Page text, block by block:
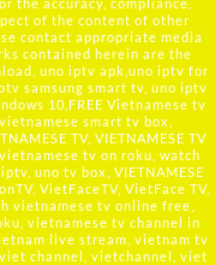
of the content of other
contact appropriate media
contained herein are the
uno iptv apk,uno iptv for
samsung smart tv, uno iptv
10,FREE Vietnamese tv
smart tv box,
TV, VIETNAMESE TV
tv on roku, watch
uno tv box, VIETNAMESE
VietFaceTV, VietFace TV,
vietnamese tv online free,
vietnamese tv channel in
live stream, vietnam tv
channel, vietchannel, viet